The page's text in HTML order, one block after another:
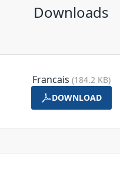
Downloads
Francais (184.2 KB)
DOWNLOAD